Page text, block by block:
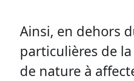
Ainsi, en dehors
particulières de
de nature à